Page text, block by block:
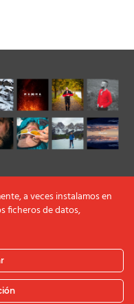
|AVISO LEGAL Y
a veces instalamos en
ficheros de datos,